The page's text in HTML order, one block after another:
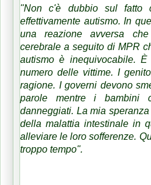
"Non c'è dubbio sul fatto
effettivamente autismo. In
una reazione avversa
cerebrale a seguito di MPR
autismo è inequivocabile.
numero delle vittime. I
ragione. I governi devono
parole mentre i bambini
danneggiati. La mia
della malattia intestinale in
alleviare le loro sofferenze.
troppo tempo".